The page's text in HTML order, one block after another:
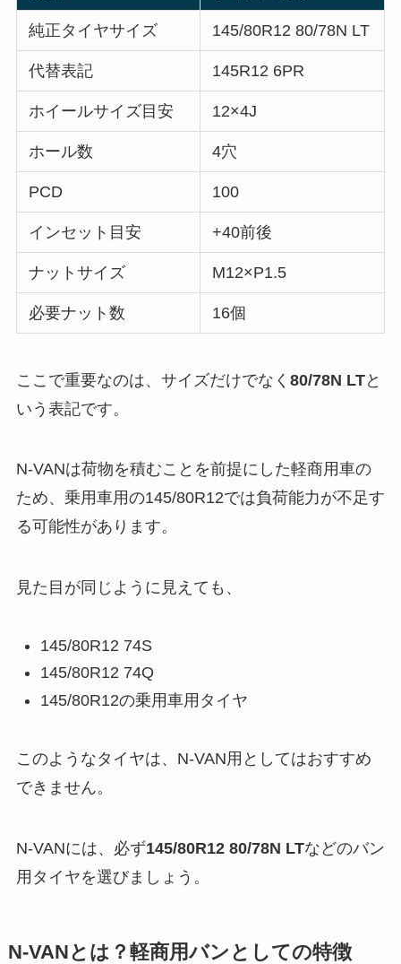
純正タイヤサイズ 145/80R12 80/78N LT
代替表記 145R12 6PR
ホイールサイズ目安 12×4J
ホール数 4穴
PCD 100
インセット目安 +40前後
ナットサイズ M12×P1.5
必要ナット数 16個
ここで重要なのは、サイズだけでなく 80/78N LTと
いう表記です。
N-VANは荷物を積むことを前提にした軽商用車の
ため、乗用車用の145/80R12では負荷能力が不足す
る可能性があります。
見た目が同じように見えても、
145/80R12 74S
145/80R12 74Q
145/80R12の乗用車用タイヤ
このようなタイヤは、N-VAN用としてはおすすめ
できません。
N-VANには、必ず145/80R12 80/78N LTなどのバン
用タイヤを選びましょう。
N-VANとは？軽商用バンとしての特徴